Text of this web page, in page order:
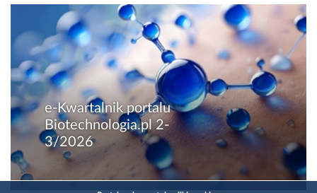
e-Kwartalnik portalu
Biotechnologia.pl 2-
3/2026